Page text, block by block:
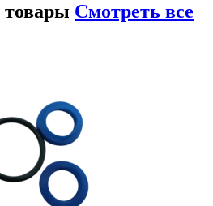
товары Смотреть все